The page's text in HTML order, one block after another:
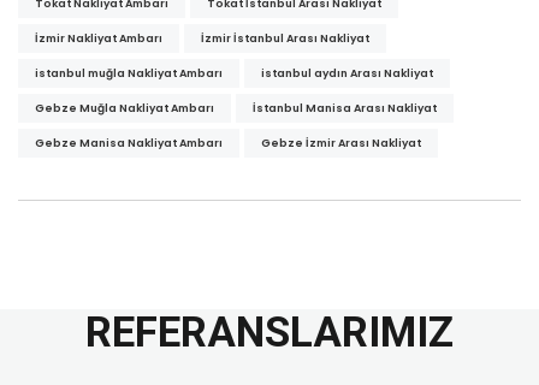
Tokat Nakliyat Ambarı Tokat İstanbul Arası Nakliyat
İzmir Nakliyat Ambarı İzmir İstanbul Arası Nakliyat
istanbul muğla Nakliyat Ambarı istanbul aydın Arası Nakliyat
Gebze Muğla Nakliyat Ambarı İstanbul Manisa Arası Nakliyat
Gebze Manisa Nakliyat Ambarı Gebze İzmir Arası Nakliyat
REFERANSLARIMIZ